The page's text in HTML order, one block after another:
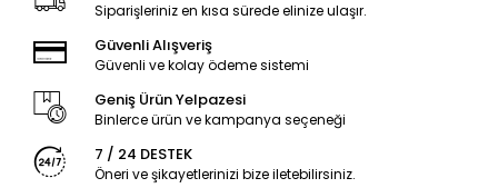
Siparişleriniz en kısa sürede elinize ulaşır.
Güvenli Alışveriş
Güvenli ve kolay ödeme sistemi
Geniş Ürün Yelpazesi
Binlerce ürün ve kampanya seçeneği
7 / 24 DESTEK
Öneri ve şikayetlerinizi bize iletebilirsiniz.